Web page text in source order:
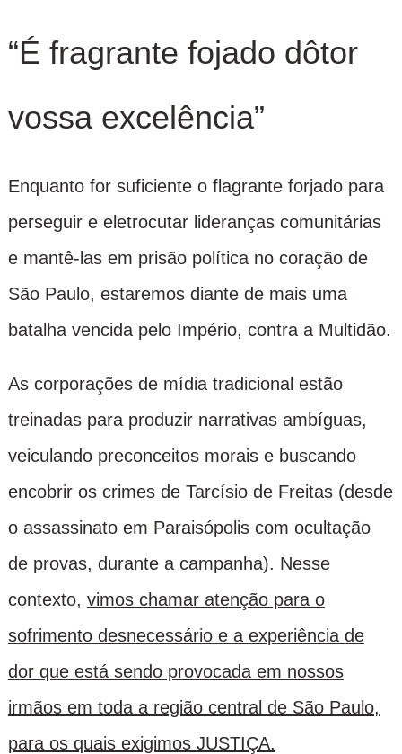
“É fragrante fojado dôtor
vossa excelência”
Enquanto for suficiente o flagrante forjado para
perseguir e eletrocutar lideranças comunitárias
e mantê-las em prisão política no coração de
São Paulo, estaremos diante de mais uma
batalha vencida pelo Império, contra a Multidão.
As corporações de mídia tradicional estão
treinadas para produzir narrativas ambíguas,
veiculando preconceitos morais e buscando
encobrir os crimes de Tarcísio de Freitas (desde
o assassinato em Paraisópolis com ocultação
de provas, durante a campanha). Nesse
contexto, vimos chamar atenção para o
sofrimento desnecessário e a experiência de
dor que está sendo provocada em nossos
irmãos em toda a região central de São Paulo,
para os quais exigimos JUSTIÇA.